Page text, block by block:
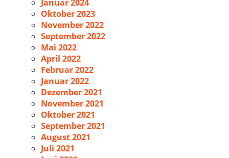
Januar 2024
Oktober 2023
November 2022
September 2022
Mai 2022
April 2022
Februar 2022
Januar 2022
Dezember 2021
November 2021
Oktober 2021
September 2021
August 2021
Juli 2021